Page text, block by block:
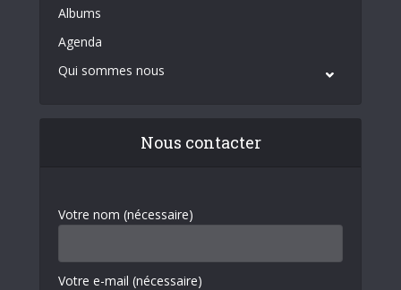
Albums
Agenda
Qui sommes nous
Nous contacter
Votre nom (nécessaire)
Votre e-mail (nécessaire)